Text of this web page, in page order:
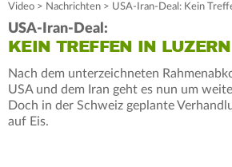
Video > Nachrichten > USA-Iran-Deal: Kein
USA-Iran-Deal:
KEIN TREFFEN IN LUZERN
Nach dem unterzeichneten
USA und dem Iran geht es nun um
Doch in der Schweiz geplante
auf Eis.